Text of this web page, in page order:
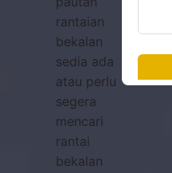
rantaian
bekalan
sedia ada
atau perlu
segera
mencari
rantai
bekalan